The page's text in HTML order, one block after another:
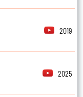
2019
2025